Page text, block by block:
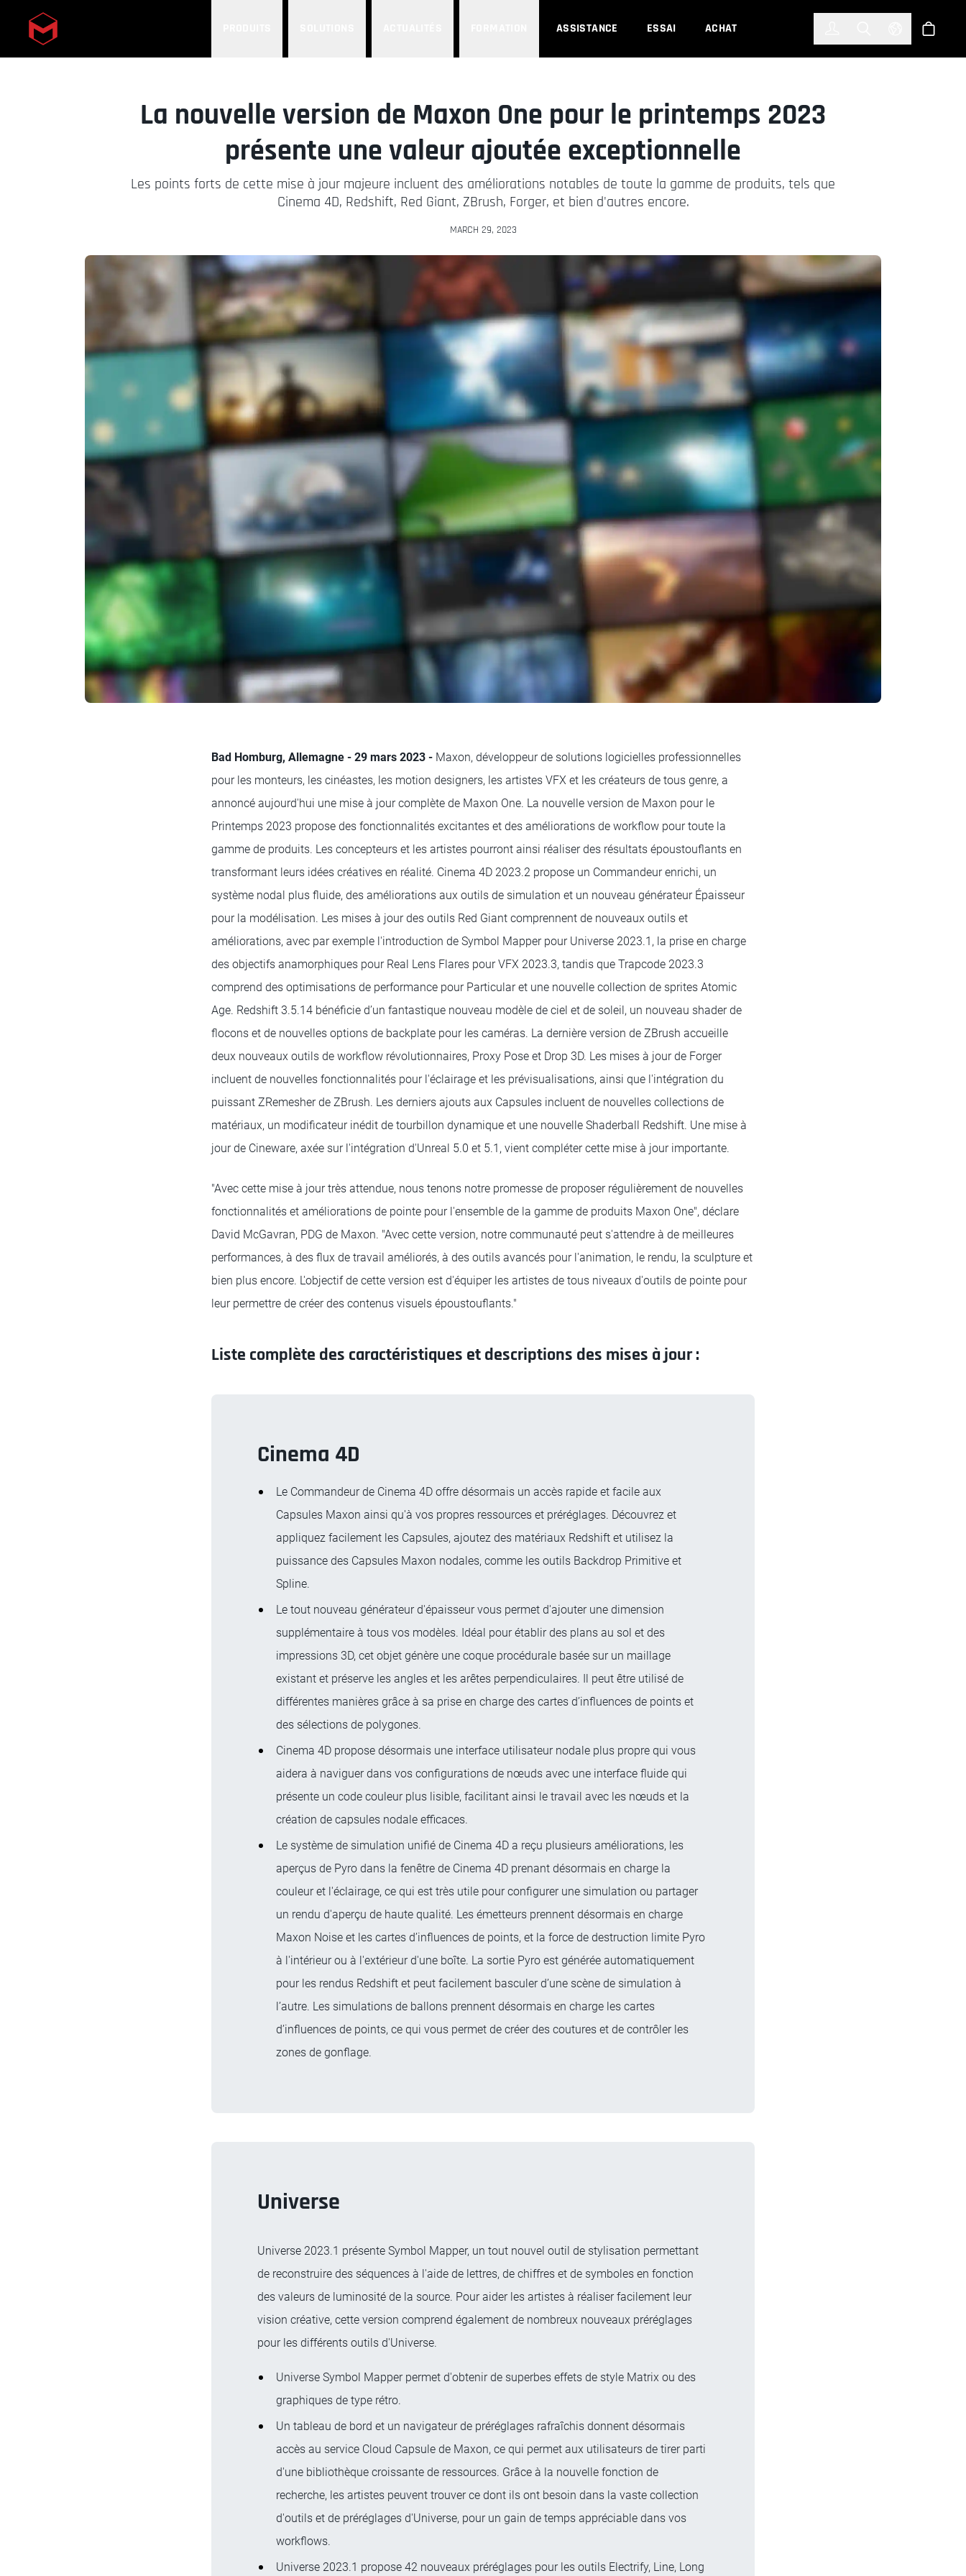
Skip to main content ASSISTANCE ESSAI ACHAT Select
La nouvelle version de Maxon One pour le printemps 2023
présente une valeur ajoutée exceptionnelle
Les points forts de cette mise à jour majeure incluent des améliorations notables de toute la gamme de produits, tels que
Cinema 4D, Redshift, Red Giant, ZBrush, Forger, et bien d'autres encore.
MARCH 29, 2023
Bad Homburg, Allemagne - 29 mars 2023 - Maxon, développeur de solutions logicielles professionnelles
pour les monteurs, les cinéastes, les motion designers, les artistes VFX et les créateurs de tous genre, a
annoncé aujourd'hui une mise à jour complète de Maxon One. La nouvelle version de Maxon pour le
Printemps 2023 propose des fonctionnalités excitantes et des améliorations de workflow pour toute la
gamme de produits. Les concepteurs et les artistes pourront ainsi réaliser des résultats époustouflants en
transformant leurs idées créatives en réalité. Cinema 4D 2023.2 propose un Commandeur enrichi, un
système nodal plus fluide, des améliorations aux outils de simulation et un nouveau générateur Épaisseur
pour la modélisation. Les mises à jour des outils Red Giant comprennent de nouveaux outils et
améliorations, avec par exemple l'introduction de Symbol Mapper pour Universe 2023.1, la prise en charge
des objectifs anamorphiques pour Real Lens Flares pour VFX 2023.3, tandis que Trapcode 2023.3
comprend des optimisations de performance pour Particular et une nouvelle collection de sprites Atomic
Age. Redshift 3.5.14 bénéficie d’un fantastique nouveau modèle de ciel et de soleil, un nouveau shader de
flocons et de nouvelles options de backplate pour les caméras. La dernière version de ZBrush accueille
deux nouveaux outils de workflow révolutionnaires, Proxy Pose et Drop 3D. Les mises à jour de Forger
incluent de nouvelles fonctionnalités pour l'éclairage et les prévisualisations, ainsi que l'intégration du
puissant ZRemesher de ZBrush. Les derniers ajouts aux Capsules incluent de nouvelles collections de
matériaux, un modificateur inédit de tourbillon dynamique et une nouvelle Shaderball Redshift. Une mise à
jour de Cineware, axée sur l'intégration d'Unreal 5.0 et 5.1, vient compléter cette mise à jour importante.
"Avec cette mise à jour très attendue, nous tenons notre promesse de proposer régulièrement de nouvelles
fonctionnalités et améliorations de pointe pour l'ensemble de la gamme de produits Maxon One", déclare
David McGavran, PDG de Maxon. "Avec cette version, notre communauté peut s'attendre à de meilleures
performances, à des flux de travail améliorés, à des outils avancés pour l'animation, le rendu, la sculpture et
bien plus encore. L'objectif de cette version est d'équiper les artistes de tous niveaux d'outils de pointe pour
leur permettre de créer des contenus visuels époustouflants."
Liste complète des caractéristiques et descriptions des mises à jour :
Cinema 4D
Le Commandeur de Cinema 4D offre désormais un accès rapide et facile aux
Capsules Maxon ainsi qu'à vos propres ressources et préréglages. Découvrez et
appliquez facilement les Capsules, ajoutez des matériaux Redshift et utilisez la
puissance des Capsules Maxon nodales, comme les outils Backdrop Primitive et
Spline.
Le tout nouveau générateur d'épaisseur vous permet d'ajouter une dimension
supplémentaire à tous vos modèles. Idéal pour établir des plans au sol et des
impressions 3D, cet objet génère une coque procédurale basée sur un maillage
existant et préserve les angles et les arêtes perpendiculaires. Il peut être utilisé de
différentes manières grâce à sa prise en charge des cartes d’influences de points et
des sélections de polygones.
Cinema 4D propose désormais une interface utilisateur nodale plus propre qui vous
aidera à naviguer dans vos configurations de nœuds avec une interface fluide qui
présente un code couleur plus lisible, facilitant ainsi le travail avec les nœuds et la
création de capsules nodale efficaces.
Le système de simulation unifié de Cinema 4D a reçu plusieurs améliorations, les
aperçus de Pyro dans la fenêtre de Cinema 4D prenant désormais en charge la
couleur et l'éclairage, ce qui est très utile pour configurer une simulation ou partager
un rendu d'aperçu de haute qualité. Les émetteurs prennent désormais en charge
Maxon Noise et les cartes d’influences de points, et la force de destruction limite Pyro
à l'intérieur ou à l'extérieur d'une boîte. La sortie Pyro est générée automatiquement
pour les rendus Redshift et peut facilement basculer d’une scène de simulation à
l’autre. Les simulations de ballons prennent désormais en charge les cartes
d’influences de points, ce qui vous permet de créer des coutures et de contrôler les
zones de gonflage.
Universe
Universe 2023.1 présente Symbol Mapper, un tout nouvel outil de stylisation permettant
de reconstruire des séquences à l'aide de lettres, de chiffres et de symboles en fonction
des valeurs de luminosité de la source. Pour aider les artistes à réaliser facilement leur
vision créative, cette version comprend également de nombreux nouveaux préréglages
pour les différents outils d'Universe.
Universe Symbol Mapper permet d'obtenir de superbes effets de style Matrix ou des
graphiques de type rétro.
Un tableau de bord et un navigateur de préréglages rafraîchis donnent désormais
accès au service Cloud Capsule de Maxon, ce qui permet aux utilisateurs de tirer parti
d'une bibliothèque croissante de ressources. Grâce à la nouvelle fonction de
recherche, les artistes peuvent trouver ce dont ils ont besoin dans la vaste collection
d'outils et de préréglages d'Universe, pour un gain de temps appréciable dans vos
workflows.
Universe 2023.1 propose 42 nouveaux préréglages pour les outils Electrify, Line, Long